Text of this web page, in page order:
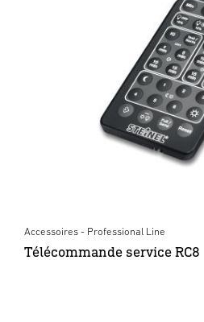
Accessoires - Professional Line
Télécommande service RC8